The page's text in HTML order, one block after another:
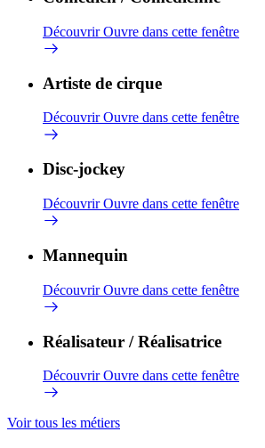
DécouvrirOuvre dans cette fenêtre
Artiste de cirque
DécouvrirOuvre dans cette fenêtre
Disc-jockey
DécouvrirOuvre dans cette fenêtre
Mannequin
DécouvrirOuvre dans cette fenêtre
Réalisateur / Réalisatrice
DécouvrirOuvre dans cette fenêtre
Voir tous les métiers